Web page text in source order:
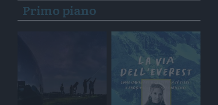
Primo piano